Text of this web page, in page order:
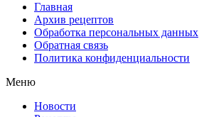
Главная
Архив рецептов
Обработка персональных данных
Обратная связь
Политика конфиденциальности
Меню
Новости